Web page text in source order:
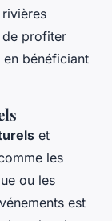
de profiter
bénéficiant
et
les
ou les
est